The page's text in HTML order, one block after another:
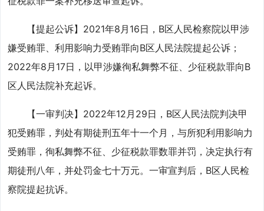
【提起公诉】2021年8月16日，B区人民检察院以甲涉
嫌受贿罪、利用影响力受贿罪向B区人民法院提起公诉；
2022年8月17日，以甲涉嫌徇私舞弊不征、少征税款罪向B
区人民法院补充起诉。
【一审判决】2022年12月29日，B区人民法院判决甲
犯受贿罪，判处有期徒刑五年十一个月，与所犯利用影响力
受贿罪，徇私舞弊不征、少征税款罪数罪并罚，决定执行有
期徒刑八年，并处罚金七十万元。一审宣判后，B区人民检
察院提起抗诉。